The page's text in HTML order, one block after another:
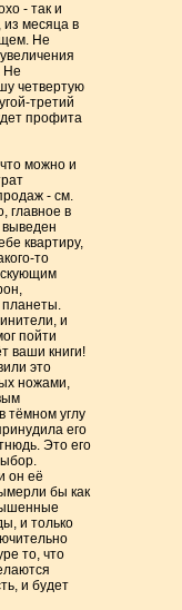
- так и
из месяца в
Не
Не
четвертую
третий
профита
можно и
- см.
главное в
квартиру,
то
и
пойти
ваши книги!
это
ножами,
тёмном углу
его
Это его
он её
бы как
и только
то, что
и будет